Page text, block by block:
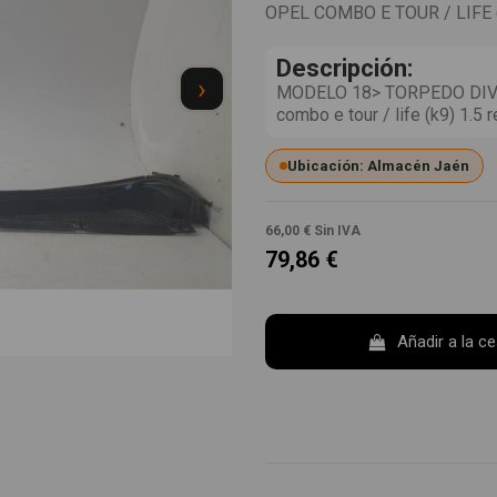
›
OPEL COMBO E TOUR /
Descripción:
MODELO 18> TORPEDO
combo e tour / life (k9) 1.5
Ubicación: Almacén Jaén
66,00 € Sin IVA
79,86 €
Añadir a la